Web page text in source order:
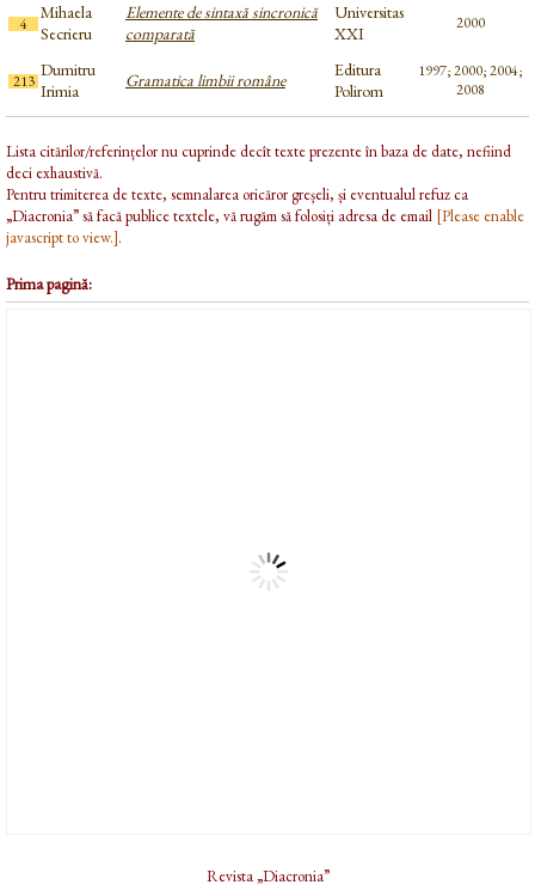
4
Mihaela
Secrieru
Elemente de sintaxă sincronică
comparată
Universitas
XXI
2000
213
Dumitru
Irimia
Gramatica limbii române
Editura
Polirom
1997; 2000; 2004;
2008
Lista citărilor/referințelor nu cuprinde decît texte prezente în baza de date, nefiind
deci exhaustivă.
Pentru trimiterea de texte, semnalarea oricăror greșeli, și eventualul refuz ca
„Diacronia” să facă publice textele, vă rugăm să folosiți adresa de email [Please enable
javascript to view.].
Prima pagină:
Revista „Diacronia”